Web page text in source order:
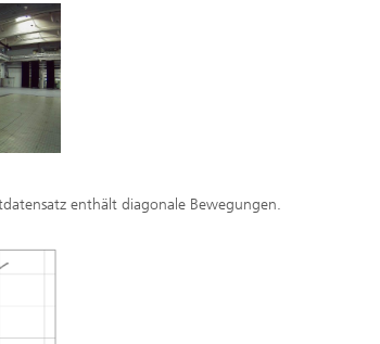
enthält diagonale Bewegungen.